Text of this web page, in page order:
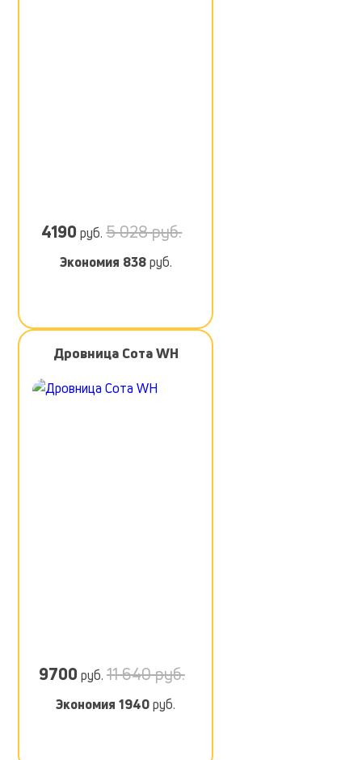
4190 руб.5 028 руб.
Экономия 838руб.
Дровница Сота WH
9700 руб. 11 640 руб.
Экономия 1940руб.